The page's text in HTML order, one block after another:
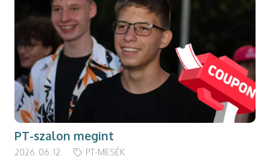
PT-szalon megint
2026. 06. 12. PT-MESÉK